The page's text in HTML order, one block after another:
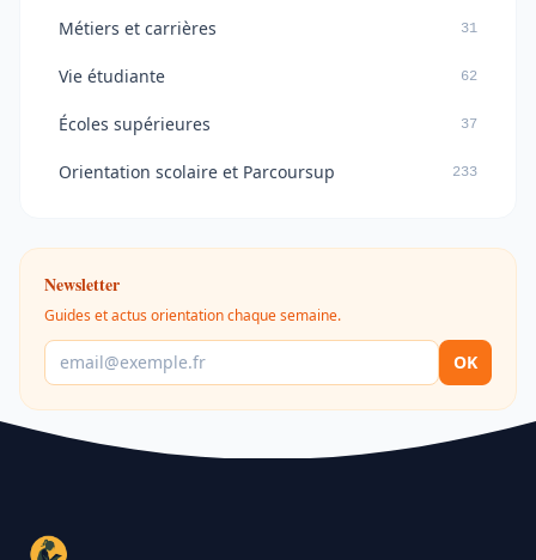
Métiers et carrières 31
Vie étudiante 62
Écoles supérieures 37
Orientation scolaire et Parcoursup 233
Newsletter
Guides et actus orientation chaque semaine.
OK